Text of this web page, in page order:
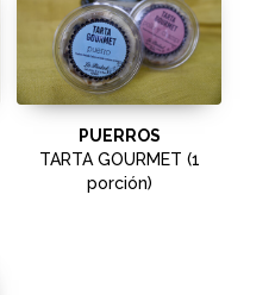
PUERROS
TARTA GOURMET (1
porción)